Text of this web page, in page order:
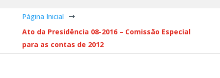
Página Inicial $
Ato da Presidência 08-2016 – Comissão Especial
para as contas de 2012